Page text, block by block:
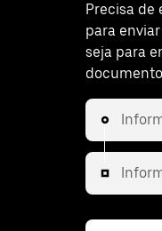
Precisa de
para
seja para